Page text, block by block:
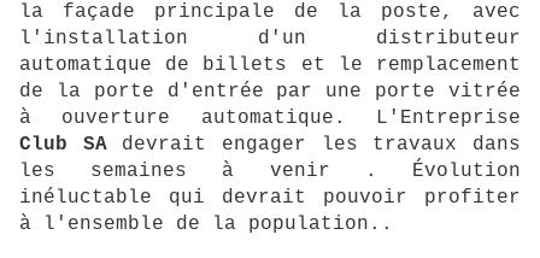
la façade principale de la poste, avec
l'installation d'un distributeur
automatique de billets et le remplacement
de la porte d'entrée par une porte vitrée
à ouverture automatique. L'Entreprise
Club SAdevrait engager les travaux dans
les semaines à venir . Évolution
inéluctable qui devrait pouvoir profiter
à l'ensemble de la population..